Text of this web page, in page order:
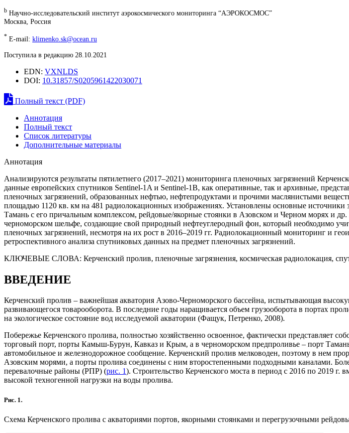
b Научно-исследовательский институт аэрокосмического мониторинга “АЭРОКОСМОС”
Москва, Россия
* E-mail: klimenko.sk@ocean.ru
Поступила в редакцию 28.10.2021
EDN: VXNLDS
DOI: 10.31857/S0205961422030071
Полный текст (PDF)
Аннотация
Полный текст
Список литературы
Дополнительные материалы
Аннотация
Анализируются результаты пятилетнего (2017–2021) мониторинга пленочных загрязнений
данные европейских спутников Sentinel-1A и Sentinel-1B, как оперативные, так и архивные,
пленочных загрязнений, образованных нефтью, нефтепродуктами и прочими маслянистыми
площадью 1120 кв. км на 481 радиолокационных изображениях. Установлены основные источники
Тамань с его причальным комплексом, рейдовые/якорные стоянки в Азовском и Черном морях и
черноморском шельфе, создающие свой природный нефтеуглеродный фон, который необходимо
пленочных загрязнений, несмотря на их рост в 2016–2019 гг. Радиолокационный мониторинг и
ретроспективного анализа спутниковых данных на предмет пленочных загрязнений.
КЛЮЧЕВЫЕ СЛОВА: Керченский пролив, пленочные загрязнения, космическая радиолокация,
ВВЕДЕНИЕ
Керченский пролив – важнейшая акватория Азово-Черноморского бассейна, испытывающая
развивающегося товарооборота. В последние годы наращивается объем грузооборота в портах
на экологическое состояние вод исследуемой акватории (Фащук, Петренко, 2008).
Побережье Керченского пролива, полностью хозяйственно освоенное, фактически представляет
торговый порт, порты Камыш-Бурун, Кавказ и Крым, а в черноморском предпроливье – порт
автомобильное и железнодорожное сообщение. Керченский пролив мелководен, поэтому в нем
Азовским морями, а порты пролива соединены с ним второстепенными подходными каналами.
перевалочные районы (РПР) (рис. 1). Строительство Керченского моста в период с 2016 по 2019 г.
высокой техногенной нагрузки на воды пролива.
Рис. 1.
Схема Керченского пролива с акваториями портов, якорными стоянками и перегрузочными